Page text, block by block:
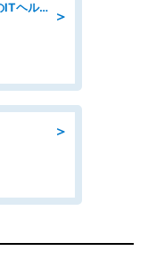
＞
ヘルプデスク/外資系保険業界でのITヘルプデスク業務/駅近/即日勤務可/ヘルプデスク
＞